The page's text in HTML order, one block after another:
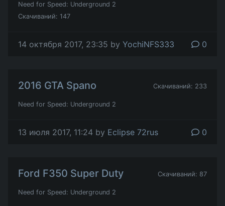
Need for Speed: Underground 2
Скачиваний: 147
14 октября 2017, 23:35 by YochiNFS333 0
2016 GTA Spano
Need for Speed: Underground 2
Скачиваний: 233
13 июля 2017, 11:24 by Eclipse 72rus 0
Ford F350 Super Duty
Need for Speed: Underground 2
Скачиваний: 87